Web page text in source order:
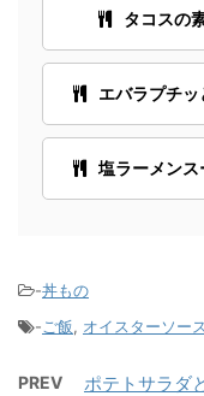
タコスの
エバラプチッ
塩ラーメンス
-丼もの
- ご飯, オイスターソース
PREV
ポテトサラダ